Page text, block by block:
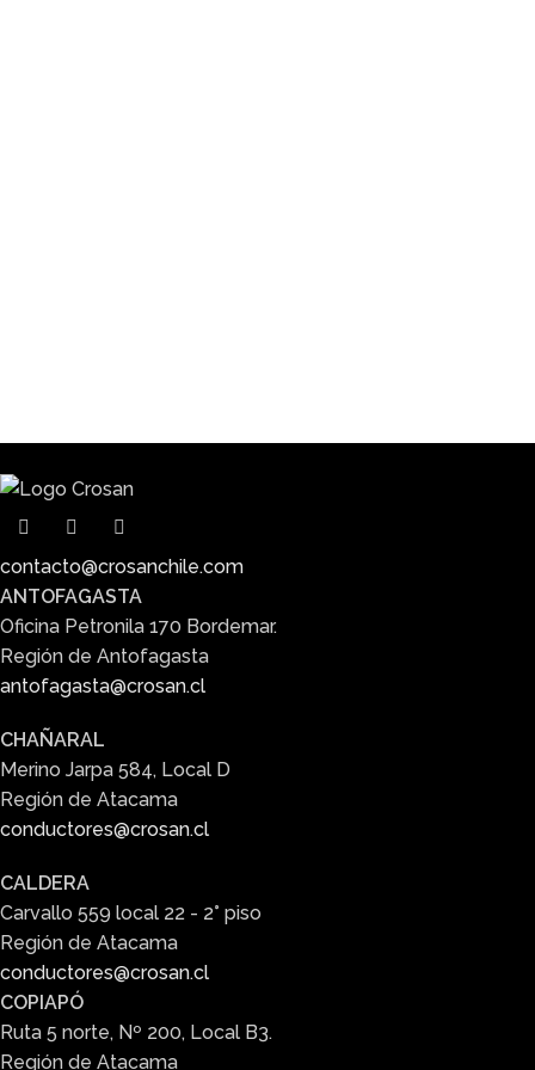
contacto@crosanchile.com
ANTOFAGASTA
Oficina Petronila 170 Bordemar.
Región de Antofagasta
antofagasta@crosan.cl
CHAÑARAL
Merino Jarpa 584, Local D
Región de Atacama
conductores@crosan.cl
CALDERA
Carvallo 559 local 22 - 2° piso
Región de Atacama
conductores@crosan.cl
COPIAPÓ
Ruta 5 norte, Nº 200, Local B3.
Región de Atacama